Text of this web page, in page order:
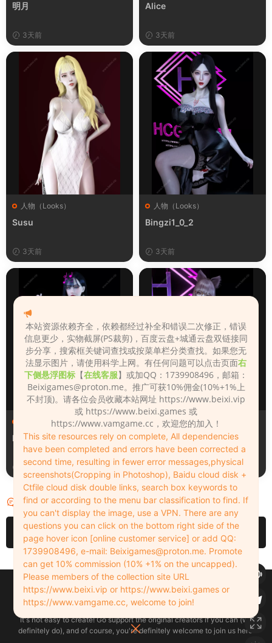
明月
3天前
Alice
3天前
人物（Looks）
Susu
3天前
人物（Looks）
Bingzi1_0_2
3天前
人物（Looks）
Monica_2_2_2
3天前
人物（Looks）
Lizhen2025
4天前
评论 0
请先登录
Copyleft © 2022-2026 beixi.vip - All Rights Freedom！
创作不易！有能力的同学可以去支持一下原创作者（我们绝对支持），当然
了，您加入这里我们也绝对欢迎！
It's not easy to create! Go support the original creators if you can (we
definitely do), and of course, you're definitely welcome to join us here!
本站资源依赖齐全，依赖都经过补全和错误二次修正，错误
信息更少，实物截屏(PS裁剪)，百度云盘+城通云盘双链接同
步分享，搜索框关键词查找或按菜单栏分类查找。如果您无
法显示图片，请使用科学上网。有任何问题可以点击页面右
下侧悬浮图标 【在线客服】或加QQ：1739908496，邮箱：
Beixigames@proton.me。推广可获10%佣金(10%+1%上
不封顶)。请各位会员收藏本站网址 https://www.beixi.vip
或 https://www.beixi.games 或
https://www.vamgame.cc，欢迎您的加入！
This site resources rely on complete, All dependencies
have been completed and errors have been corrected a
second time, resulting in fewer error messages,physical
screenshots(Cropping in Photoshop), Baidu cloud disk +
Ctfile cloud disk double links, search box keywords to
find or according to the menu bar classification to find. If
you can't display the image, use a VPN. There are any
questions you can click on the bottom right side of the
page hover icon [online customer service] or add QQ:
1739908496, e-mail: Beixigames@proton.me. Promote
can get 10% commission (10% +1% on the uncapped).
Please members of the collection site URL
https://www.beixi.vip or https://www.beixi.games or
https://www.vamgame.cc, welcome to join!